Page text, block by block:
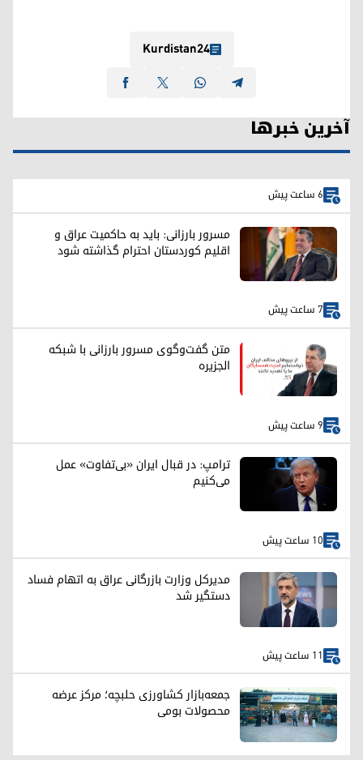
Kurdistan24
آخرین خبرها
6 ساعت پیش
مسرور بارزانی: باید به حاکمیت عراق و
اقلیم کوردستان احترام گذاشته شود
7 ساعت پیش
متن گفت‌وگوی مسرور بارزانی با شبکه
الجزیره
9 ساعت پیش
ترامپ: در قبال ایران «بی‌تفاوت» عمل
می‌کنیم
10 ساعت پیش
مدیرکل وزارت بازرگانی عراق به اتهام فساد
دستگیر شد
11 ساعت پیش
جمعه‌بازار کشاورزی حلبچه؛ مرکز عرضه
محصولات بومی